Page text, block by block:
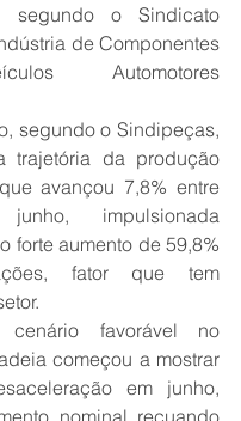
segundo o Sindicato
de Componentes
Automotores
segundo o Sindipeças,
trajetória da produção
avançou 7,8% entre
impulsionada
forte aumento de 59,8%
fator que tem
cenário favorável no
começou a mostrar
em junho,